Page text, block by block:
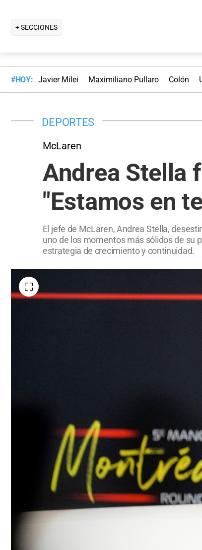
+ SECCIONES
#HOY: Javier Milei Maximiliano Pullaro Colón
DEPORTES
McLaren
Andrea Stella
"Estamos en
El jefe de McLaren, Andrea Stella,
uno de los momentos más sólidos de su
estrategia de crecimiento y continuidad.